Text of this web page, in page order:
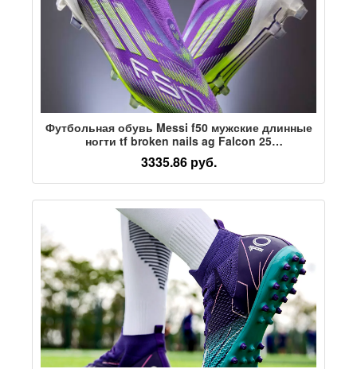
Футбольная обувь Messi f50 мужские длинные
ногти tf broken nails ag Falcon 25
тренировочная спортивная обувь для
мальчиков Ronaldo Assassin 16 женская
3335.86 руб.